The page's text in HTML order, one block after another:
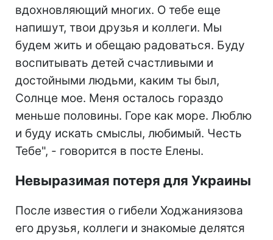
вдохновляющий многих. О тебе еще
напишут, твои друзья и коллеги. Мы
будем жить и обещаю радоваться. Буду
воспитывать детей счастливыми и
достойными людьми, каким ты был,
Солнце мое. Меня осталось гораздо
меньше половины. Горе как море. Люблю
и буду искать смыслы, любимый. Честь
Тебе", - говорится в посте Елены.
Невыразимая потеря для Украины
После известия о гибели Ходжаниязова
его друзья, коллеги и знакомые делятся